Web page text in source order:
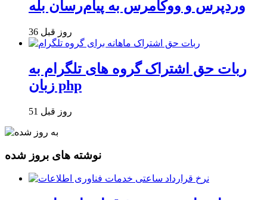
وردپرس و ووکامرس به پیام‌رسان بله
36 روز قبل
ربات حق اشتراک گروه های تلگرام به
زبان php
51 روز قبل
نوشته های بروز شده